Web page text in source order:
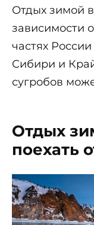
Отдых зимой
зависимости
частях
Сибири и
сугробов
Отдых
поехать